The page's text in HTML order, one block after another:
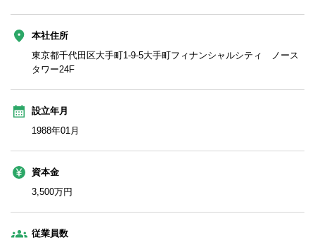
本社住所
東京都千代田区大手町1-9-5大手町フィナンシャルシティ ノース
タワー24F
設立年月
1988年01月
資本金
3,500万円
従業員数